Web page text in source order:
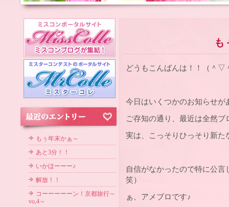
も
どうもこんばんは！！（＾
今日はいくつかのお知らせが
ご存知の通り、最近は全然
実は、こっそりひっそり新
自信がなかったので特に公
笑）
ぁ、アメブロです♪
もぅ年末かぁ～
あと3分！！
いかほーーー♪
解放！！
コーーーーーン！京都旅行～
vo,4～